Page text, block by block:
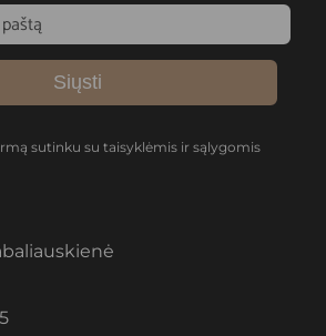
Siųsti
sutinku su taisyklėmis ir sąlygomis